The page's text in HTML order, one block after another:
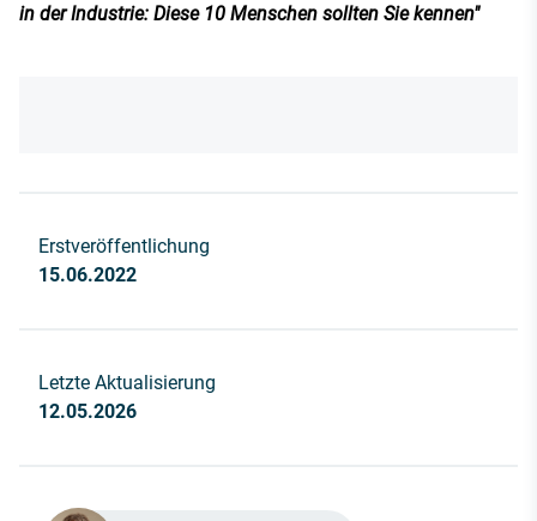
in der Industrie: Diese 10 Menschen sollten Sie kennen"
Erstveröffentlichung
15.06.2022
Letzte Aktualisierung
12.05.2026